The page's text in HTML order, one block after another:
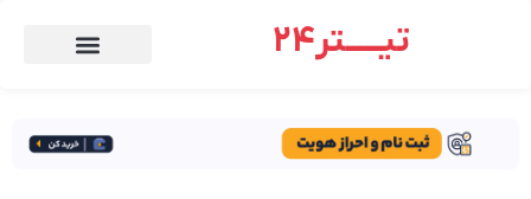
تیـــــتر24